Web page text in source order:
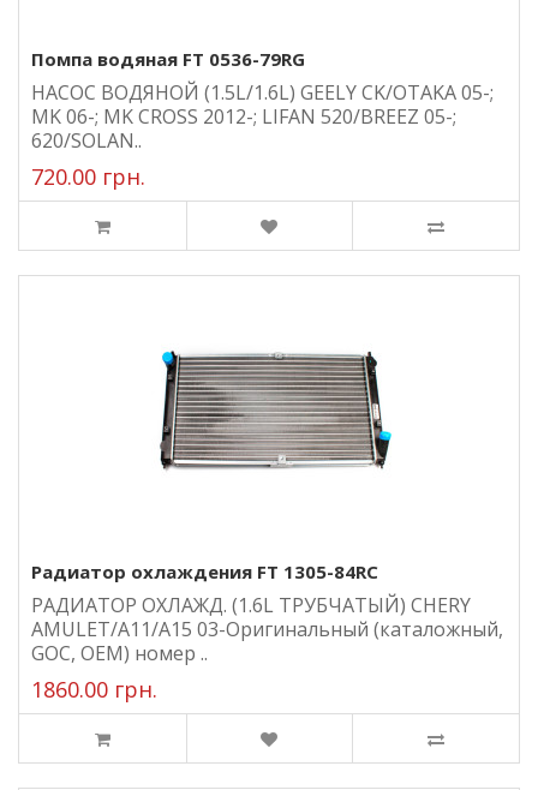
Помпа водяная FT 0536-79RG
НАСОС ВОДЯНОЙ (1.5L/1.6L) GEELY CK/OTAKA 05-;
MK 06-; MK CROSS 2012-; LIFAN 520/BREEZ 05-;
620/SOLAN..
720.00 грн.
Радиатор охлаждения FT 1305-84RC
РАДИАТОР ОХЛАЖД. (1.6L ТРУБЧАТЫЙ) CHERY
AMULET/A11/A15 03-Оригинальный (каталожный,
GOC, ОЕМ) номер ..
1860.00 грн.